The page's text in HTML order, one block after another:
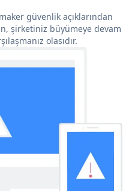
güvenlik açıklarından
şirketiniz büyümeye devam
olasıdır.